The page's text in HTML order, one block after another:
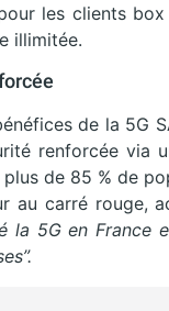
les clients
illimitée.
de la 5G
renforcée via
plus de 85 % de
au carré rouge,
la 5G en France